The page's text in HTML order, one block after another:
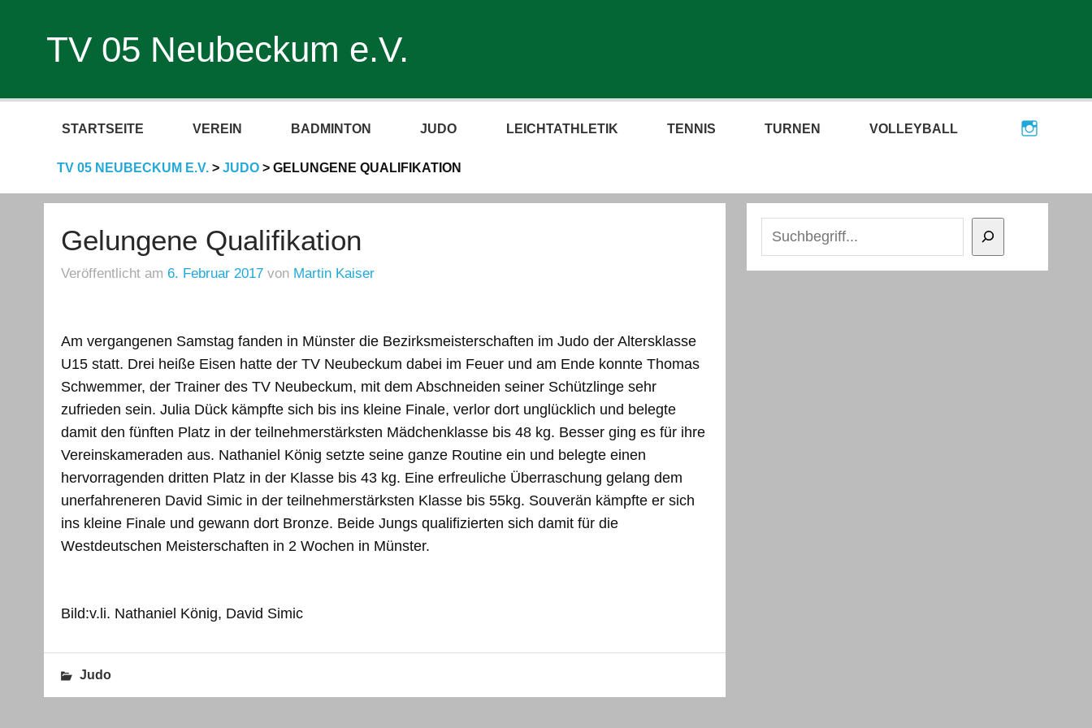
TV 05 Neubeckum e.V.
STARTSEITE VEREIN BADMINTON JUDO LEICHTATHLETIK TENNIS TURNEN VOLLEYBALL
TV 05 NEUBECKUM E.V.> JUDO> GELUNGENE QUALIFIKATION
Gelungene Qualifikation
Veröffentlicht am 6. Februar 2017von Martin Kaiser
Am vergangenen Samstag fanden in Münster die Bezirksmeisterschaften im Judo der Altersklasse
U15 statt. Drei heiße Eisen hatte der TV Neubeckum dabei im Feuer und am Ende konnte Thomas
Schwemmer, der Trainer des TV Neubeckum, mit dem Abschneiden seiner Schützlinge sehr
zufrieden sein. Julia Dück kämpfte sich bis ins kleine Finale, verlor dort unglücklich und belegte
damit den fünften Platz in der teilnehmerstärksten Mädchenklasse bis 48 kg. Besser ging es für ihre
Vereinskameraden aus. Nathaniel König setzte seine ganze Routine ein und belegte einen
hervorragenden dritten Platz in der Klasse bis 43 kg. Eine erfreuliche Überraschung gelang dem
unerfahreneren David Simic in der teilnehmerstärksten Klasse bis 55kg. Souverän kämpfte er sich
ins kleine Finale und gewann dort Bronze. Beide Jungs qualifizierten sich damit für die
Westdeutschen Meisterschaften in 2 Wochen in Münster.
Bild:v.li. Nathaniel König, David Simic
Judo
Suchen